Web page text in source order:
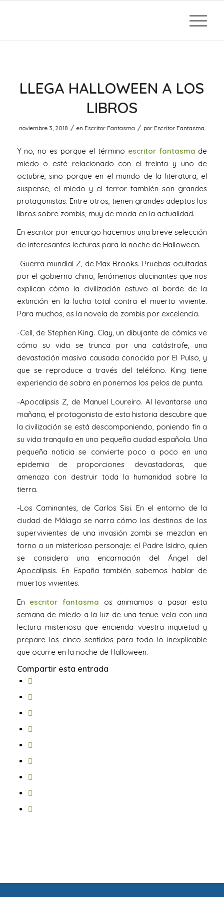
LLEGA HALLOWEEN A LOS
LIBROS
noviembre 3, 2018 / en Escritor Fantasma / por Escritor Fantasma
Y no, no es porque el término escritor fantasma de
miedo o esté relacionado con el treinta y uno de
octubre, sino porque en el mundo de la literatura, el
suspense, el miedo y el terror también son grandes
protagonistas. Entre otros, tienen grandes adeptos los
libros sobre zombis, muy de moda en la actualidad.
En escritor por encargo hacemos una breve selección
de interesantes lecturas para la noche de Halloween.
-Guerra mundial Z, de Max Brooks. Pruebas ocultadas
por el gobierno chino, fenómenos alucinantes que nos
explican cómo la civilización estuvo al borde de la
extinción en la lucha total contra el muerto viviente.
Para muchos, es la novela de zombis por excelencia.
-Cell, de Stephen King. Clay, un dibujante de cómics ve
cómo su vida se trunca por una catástrofe, una
devastación masiva causada conocida por El Pulso, y
que se reproduce a través del teléfono. King tiene
experiencia de sobra en ponernos los pelos de punta.
-Apocalipsis Z, de Manuel Loureiro. Al levantarse una
mañana, el protagonista de esta historia descubre que
la civilización se está descomponiendo, poniendo fin a
su vida tranquila en una pequeña ciudad española. Una
pequeña noticia se convierte poco a poco en una
epidemia de proporciones devastadoras, que
amenaza con destruir toda la humanidad sobre la
tierra.
-Los Caminantes, de Carlos Sisi. En el entorno de la
ciudad de Málaga se narra cómo los destinos de los
supervivientes de una invasión zombi se mezclan en
torno a un misterioso personaje: el Padre Isidro, quien
se considera una encarnación del Ángel del
Apocalipsis. En España también sabemos hablar de
muertos vivientes.
En escritor fantasma os animamos a pasar esta
semana de miedo a la luz de una tenue vela con una
lectura misteriosa que encienda vuestra inquietud y
prepare los cinco sentidos para todo lo inexplicable
que ocurre en la noche de Halloween.
Compartir esta entrada